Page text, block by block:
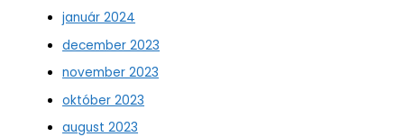
január 2024
december 2023
november 2023
október 2023
august 2023